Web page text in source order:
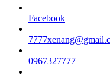
Facebook
0967327777